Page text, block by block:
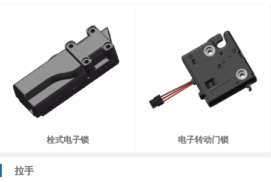
栓式电子锁 电子转动门锁
拉手